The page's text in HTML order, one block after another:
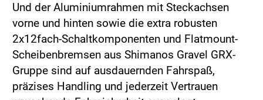
Und der Aluminiumrahmen mit Steckachsen
vorne und hinten sowie die extra robusten
2x12fach-Schaltkomponenten und Flatmount-
Scheibenbremsen aus Shimanos Gravel GRX-
Gruppe sind auf ausdauernden Fahrspaß,
präzises Handling und jederzeit Vertrauen